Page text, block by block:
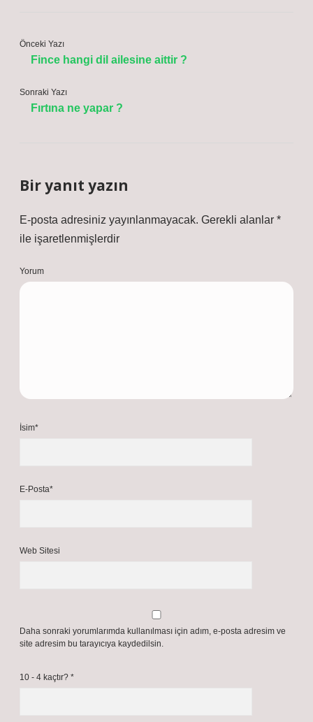
Önceki Yazı
Fince hangi dil ailesine aittir ?
Sonraki Yazı
Fırtına ne yapar ?
Bir yanıt yazın
E-posta adresiniz yayınlanmayacak. Gerekli alanlar *
ile işaretlenmişlerdir
Yorum
İsim*
E-Posta*
Web Sitesi
Daha sonraki yorumlarımda kullanılması için adım, e-posta adresim ve
site adresim bu tarayıcıya kaydedilsin.
10 - 4 kaçtır? *